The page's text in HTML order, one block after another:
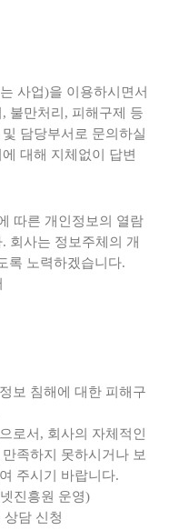
사업)을 이용하시면서
불만처리, 피해구제 등
담당부서로 문의하실
대해 지체없이 답변
따른 개인정보의 열람
회사는 정보주체의 개
록 노력하겠습니다.
보 침해에 대한 피해구
로서, 회사의 자체적인
족하지 못하시거나 보
주시기 바랍니다.
진흥원 운영)
담 신청